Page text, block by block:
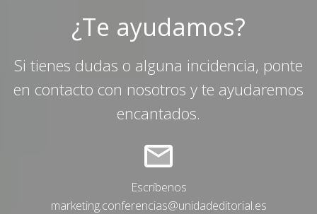
¿Te ayudamos?
Si tienes dudas o alguna incidencia, ponte
en contacto con nosotros y te ayudaremos
encantados.
Escríbenos
marketing.conferencias@unidadeditorial.es